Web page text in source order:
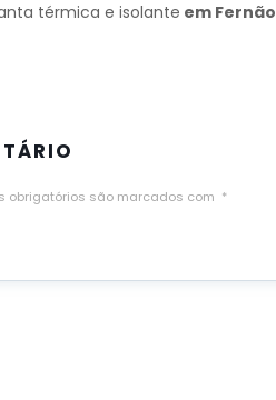
térmica e isolante em Fernão
obrigatórios são marcados com *